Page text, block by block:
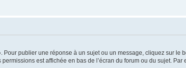
publier une réponse à un sujet ou un message, cliquez sur le
est affichée en bas de l’écran du forum ou du sujet.